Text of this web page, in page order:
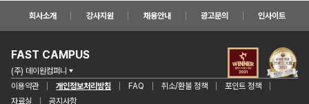
회사소개 강사지원 채용안내 광고문의 인사이트
FAST CAMPUS
(주) 데이원컴퍼니
이용약관
개인정보처리방침 FAQ 취소/환불 정책
포인트 정책
자료실
공지사항